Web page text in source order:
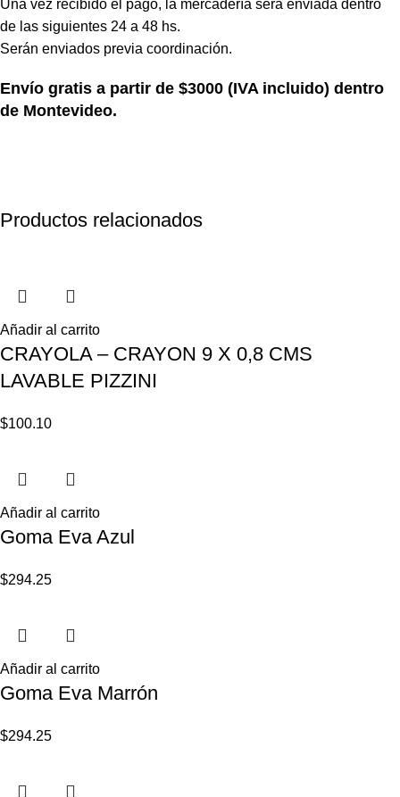
Una vez recibido el pago, la mercadería será enviada dentro
de las siguientes 24 a 48 hs.
Serán enviados previa coordinación.
Envío gratis a partir de $3000 (IVA incluido) dentro
de Montevideo.
Productos relacionados
Añadir al carrito
CRAYOLA – CRAYON 9 X 0,8 CMS
LAVABLE PIZZINI
$100.10
Añadir al carrito
Goma Eva Azul
$294.25
Añadir al carrito
Goma Eva Marrón
$294.25